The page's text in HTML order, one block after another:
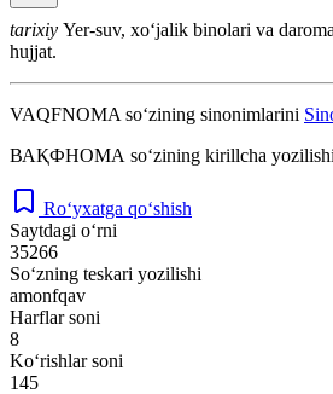
tarixiy Yer-suv, xoʻjalik binolari va
hujjat.
VAQFNOMA so‘zining sinonimlarini
ВАҚФНОМА so‘zining kirillcha yozilishi
Ro‘yxatga qo‘shish
Saytdagi o‘rni
35266
So‘zning teskari yozilishi
amonfqav
Harflar soni
8
Ko‘rishlar soni
145